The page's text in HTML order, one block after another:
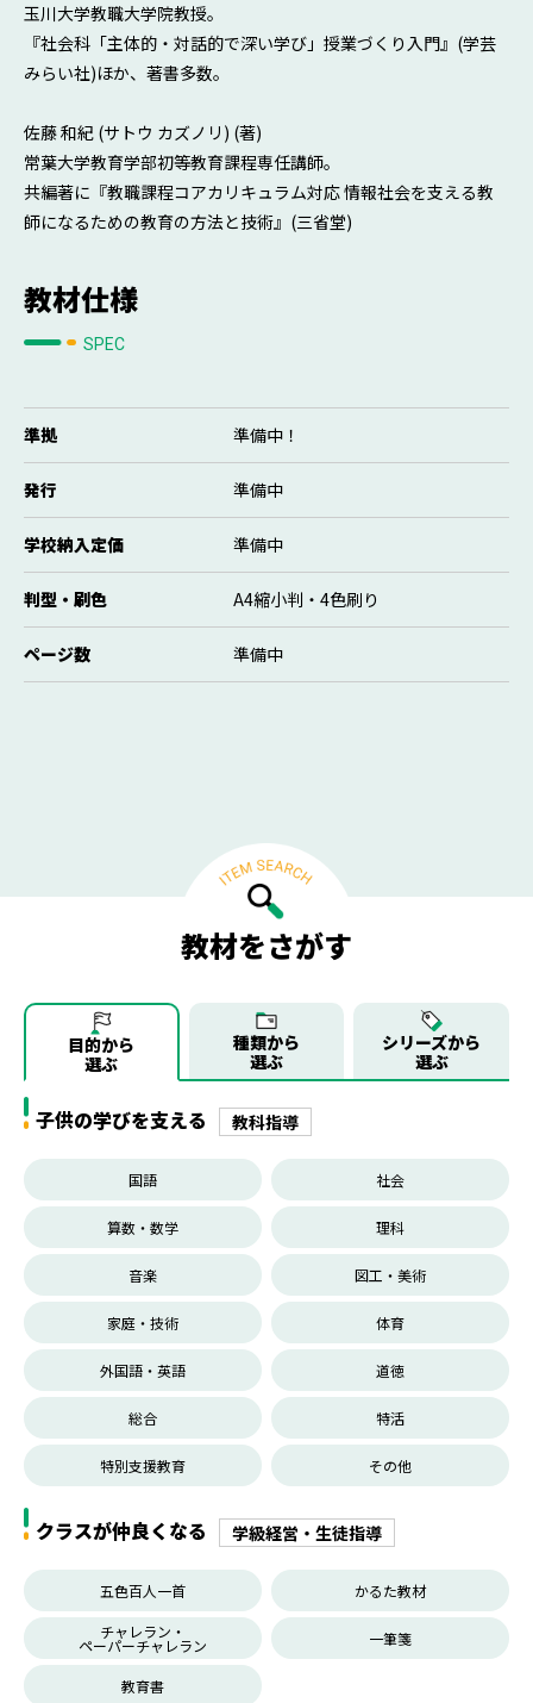
玉川大学教職大学院教授。
『社会科「主体的・対話的で深い学び」授業づくり入門』(学芸
みらい社)ほか、著書多数。
佐藤 和紀 (サトウ カズノリ) (著)
常葉大学教育学部初等教育課程専任講師。
共編著に『教職課程コアカリキュラム対応 情報社会を支える教
師になるための教育の方法と技術』(三省堂)
教材仕様
SPEC
準拠 準備中！
発行 準備中
学校納入定価 準備中
判型・刷色 A4縮小判・4色刷り
ページ数 準備中
教材をさがす
目的から
選ぶ
種類から
選ぶ
シリーズから
選ぶ
子供の学びを支える 教科指導
国語 社会
算数・数学 理科
音楽 図工・美術
家庭・技術 体育
外国語・英語 道徳
総合 特活
特別支援教育 その他
クラスが仲良くなる 学級経営・生徒指導
五色百人一首
かるた教材
チャレラン・
ペーパーチャレラン 一筆箋
教育書